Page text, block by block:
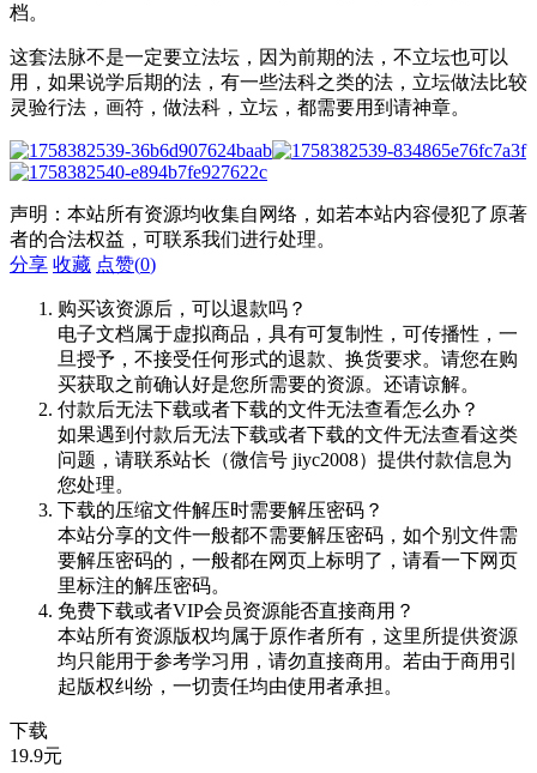
档。
这套法脉不是一定要立法坛，因为前期的法，不立坛也可以
用，如果说学后期的法，有一些法科之类的法，立坛做法比较
灵验行法，画符，做法科，立坛，都需要用到请神章。
声明：本站所有资源均收集自网络，如若本站内容侵犯了原著
者的合法权益，可联系我们进行处理。
分享 收藏 点赞(0)
购买该资源后，可以退款吗？
电子文档属于虚拟商品，具有可复制性，可传播性，一
旦授予，不接受任何形式的退款、换货要求。请您在购
买获取之前确认好是您所需要的资源。还请谅解。
付款后无法下载或者下载的文件无法查看怎么办？
如果遇到付款后无法下载或者下载的文件无法查看这类
问题，请联系站长（微信号 jiyc2008）提供付款信息为
您处理。
下载的压缩文件解压时需要解压密码？
本站分享的文件一般都不需要解压密码，如个别文件需
要解压密码的，一般都在网页上标明了，请看一下网页
里标注的解压密码。
免费下载或者VIP会员资源能否直接商用？
本站所有资源版权均属于原作者所有，这里所提供资源
均只能用于参考学习用，请勿直接商用。若由于商用引
起版权纠纷，一切责任均由使用者承担。
下载
19.9元